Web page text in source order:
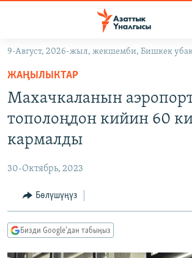
Навигацияга
өтүңүз
Издөөгө
салыңыз
МАДАНИЯТ
ТВ ПРОГРАММАЛАР
БҮГҮН АЗАТТЫКТА
ПОДКАСТ
Русский
9-Август, 2026-жыл, жекшемби, Бишкек
ЖАҢЫЛЫКТАР
Махачкаланын
тополоңдон кийин 60
кармалды
30-Октябрь, 2023
Бөлүшүңүз
Бизди Google'дан табыңыз